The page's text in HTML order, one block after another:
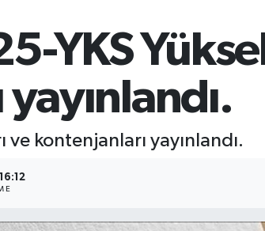
YKS
kontenjanları yayınlandı.